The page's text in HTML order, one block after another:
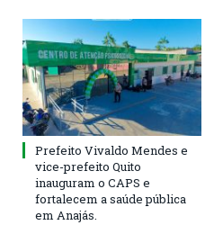
Prefeito Vivaldo Mendes e
vice-prefeito Quito
inauguram o CAPS e
fortalecem a saúde pública
em Anajás.